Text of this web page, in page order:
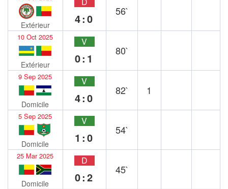
Extérieur 4:0
56`
10 Oct 2025
Extérieur
V
0:1
80`
9 Sep 2025
Domicile
V
4:0
82` 1
5 Sep 2025
Domicile
V
1:0
54`
25 Mar 2025
Domicile
D
0:2
45`